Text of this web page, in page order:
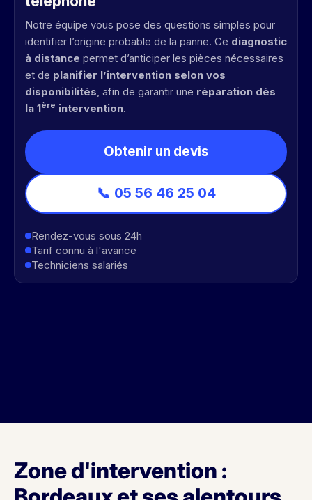
Notre équipe vous pose des questions simples pour
identifier l’origine probable de la panne. Ce diagnostic
à distance permet d’anticiper les pièces nécessaires
et de planifier l’intervention selon vos
disponibilités , afin de garantir une réparation dès
la 1ère intervention.
Obtenir un devis
📞 05 56 46 25 04
Rendez-vous sous 24h
Tarif connu à l'avance
Techniciens salariés
Zone d'intervention :